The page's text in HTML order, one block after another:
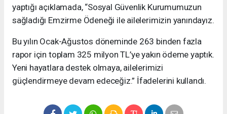
yaptığı açıklamada, “Sosyal Güvenlik Kurumumuzun
sağladığı Emzirme Ödeneği ile ailelerimizin yanındayız.
Bu yılın Ocak-Ağustos döneminde 263 binden fazla
rapor için toplam 325 milyon TL’ye yakın ödeme yaptık.
Yeni hayatlara destek olmaya, ailelerimizi
güçlendirmeye devam edeceğiz.” İfadelerini kullandı.